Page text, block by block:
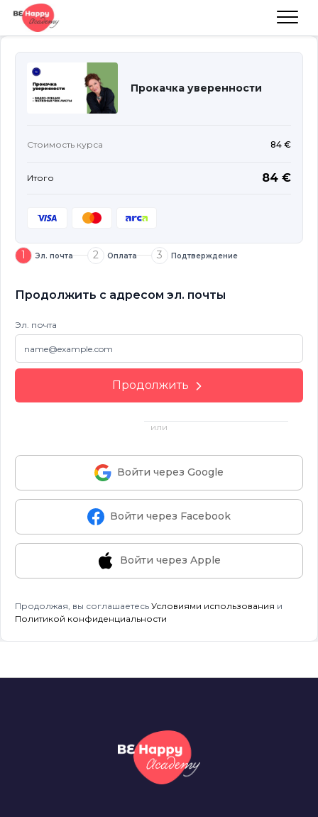
1 Эл. почта 2 Оплата 3 Подтверждение
Продолжить с адресом эл. почты
Эл. почта
Продолжить
или
Войти через Google
Войти через Facebook
Войти через Apple
Продолжая, вы соглашаетесь Условиями использования и
Политикой конфиденциальности
Прокачка уверенности
Стоимость курса 84 €
Итого 84 €